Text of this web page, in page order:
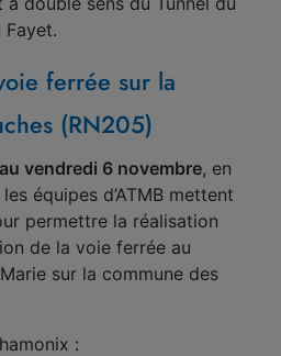
Fayet.
ferrée sur la
(RN205)
vendredi 6 novembre, en
équipes d’ATMB mettent
permettre la réalisation
de la voie ferrée au
sur la commune des
: